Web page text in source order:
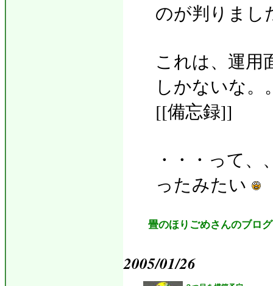
のが判りまし
これは、運用
しかないな。
[[備忘録]]
・・・って
ったみたい
畳のほりごめさんのブロ
2005/01/26